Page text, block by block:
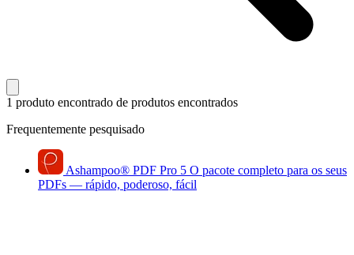
1 produto encontrado de produtos encontrados
Frequentemente pesquisado
Ashampoo® PDF Pro 5 O pacote completo para os seus
PDFs — rápido, poderoso, fácil